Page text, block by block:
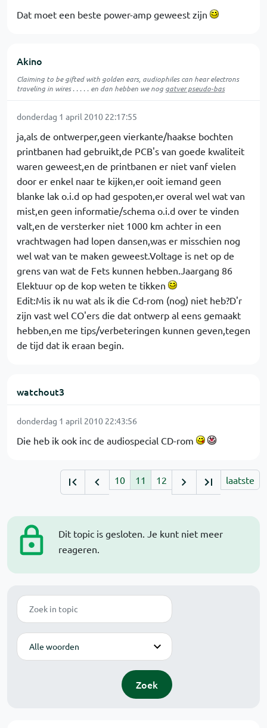
Dit topic is gesloten. Je kunt niet meer
reageren.
Zoek
Modus
Zoek
Dat moet een beste power-amp geweest zijn
Akino
Claiming to be gifted with golden ears, audiophiles can hear electrons
traveling in wires . . . . . en dan hebben we nog gatver pseudo-bas
donderdag 1 april 2010 22:17:55
ja,als de ontwerper,geen vierkante/haakse bochten
printbanen had gebruikt,de PCB's van goede kwaliteit
waren geweest,en de printbanen er niet vanf vielen
door er enkel naar te kijken,er ooit iemand geen
blanke lak o.i.d op had gespoten,er overal wel wat van
mist,en geen informatie/schema o.i.d over te vinden
valt,en de versterker niet 1000 km achter in een
vrachtwagen had lopen dansen,was er misschien nog
wel wat van te maken geweest.Voltage is net op de
grens van wat de Fets kunnen hebben.Jaargang 86
Elektuur op de kop weten te tikken
Edit:Mis ik nu wat als ik die Cd-rom (nog) niet heb?D'r
zijn vast wel CO'ers die dat ontwerp al eens gemaakt
hebben,en me tips/verbeteringen kunnen geven,tegen
de tijd dat ik eraan begin.
watchout3
donderdag 1 april 2010 22:43:56
Die heb ik ook inc de audiospecial CD-rom
10 11 12 laatste